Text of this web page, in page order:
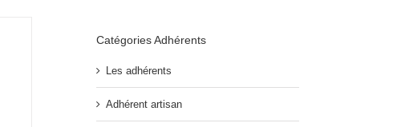
Catégories Adhérents
Les adhérents
Adhérent artisan